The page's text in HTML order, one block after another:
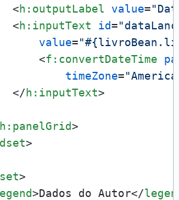
<h:outputLabel value=
<h:inputText id=
value=
<f:convertDateTime
timeZone=
</h:inputText>
h:panelGrid>
>
>
>Dados do Autor</